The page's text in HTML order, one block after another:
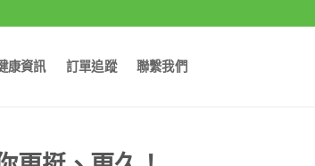
康資訊 訂單追蹤 聯繫我們